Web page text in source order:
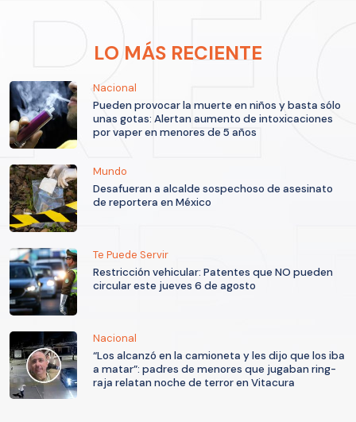
LO MÁS RECIENTE
Nacional
Pueden provocar la muerte en niños y basta sólo
unas gotas: Alertan aumento de intoxicaciones
por vaper en menores de 5 años
Mundo
Desafueran a alcalde sospechoso de asesinato
de reportera en México
Te Puede Servir
Restricción vehicular: Patentes que NO pueden
circular este jueves 6 de agosto
Nacional
“Los alcanzó en la camioneta y les dijo que los iba
a matar”: padres de menores que jugaban ring-
raja relatan noche de terror en Vitacura